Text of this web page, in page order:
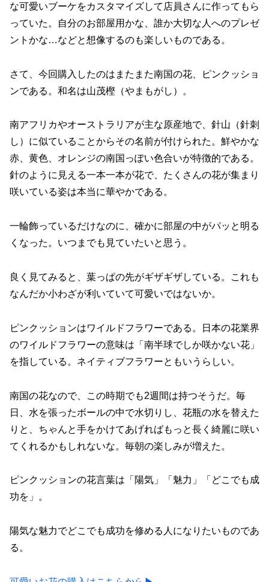
な可愛いブーケをカスタマイズして店員さんに作ってもら
っていた。自分のお部屋用かな、誰か大切な人へのプレゼ
ントかな…などと想像するのも楽しいものである。
さて、今回購入したのはまたまた南国の花、ピンクッショ
ンである。和名は山茂樫（やまもがし）。
南アフリカやオーストラリアが主な原産地で、針山（針刺
し）に似ていることからその名前が付けられた。鮮やかな
赤、黄色、オレンジの南国っぽい色合いが特徴的である。
針のように見える一本一本が花で、たくさんの花が集まり
咲いている姿は本当に華やかである。
一輪飾っているだけなのに、確かに部屋の中がパッと明る
くなった。いつまでも見ていたいと思う。
良く見てみると、葉っぱの先がギザギザしている。これも
なんだか小わざが利いていて可愛いではないか。
ピンクッションはワイルドフラワーである。日本の花業界
のワイルドフラワーの意味は「南半球でしか咲かない花」
を指している。ネイティブフラワーともいうらしい。
南国の花なので、この時期でも2週間は持つそうだ。毎
日、水を張ったボールの中で水切りし、花瓶の水を替えた
りと、ちゃんと手をかけてあげればもっと長く綺麗に咲い
てくれるかもしれないな。毎朝の楽しみが増えた。
ピンクッションの花言葉は「陽気」「魅力」「どこでも成
功を」。
陽気な魅力でどこでも成功を修める人になりたいものであ
る。